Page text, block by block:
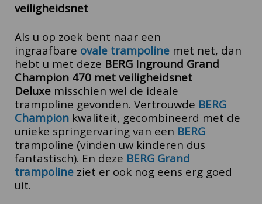
veiligheidsnet
Als u op zoek bent naar een
ingraafbare ovale trampoline met net, dan
hebt u met deze BERG Inground Grand
Champion 470 met veiligheidsnet
Deluxe misschien wel de ideale
trampoline gevonden. Vertrouwde BERG
Champion kwaliteit, gecombineerd met de
unieke springervaring van een BERG
trampoline (vinden uw kinderen dus
fantastisch). En deze BERG Grand
trampoline ziet er ook nog eens erg goed
uit.